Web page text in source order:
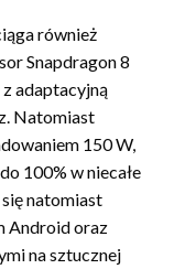
również
Snapdragon 8
adaptacyjną
Natomiast
150 W,
100% w niecałe
natomiast
Android oraz
na sztucznej